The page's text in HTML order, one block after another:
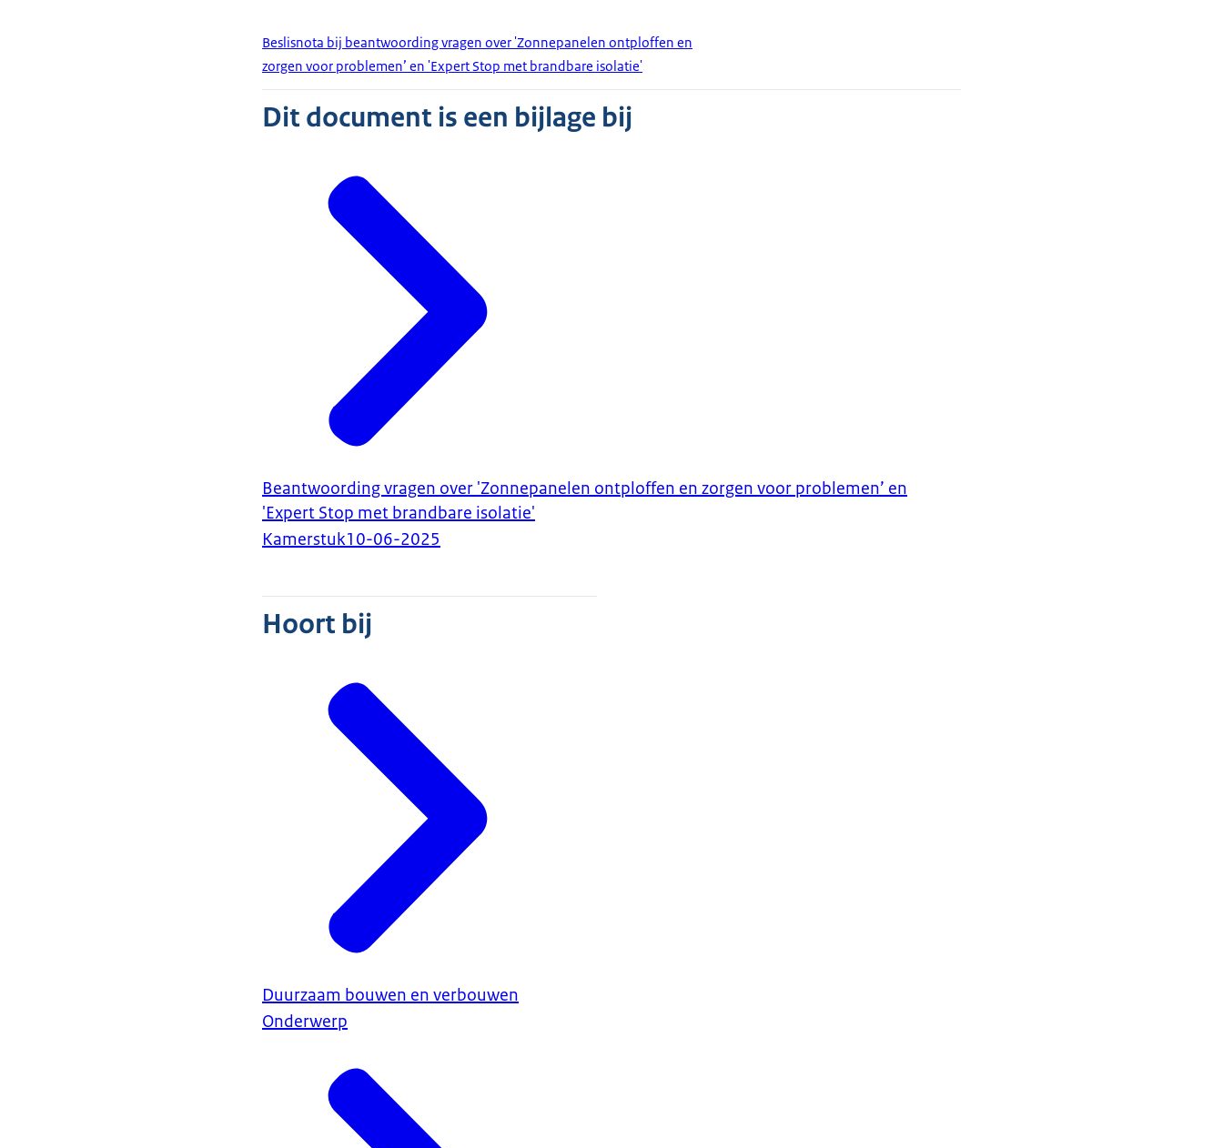
Beslisnota bij beantwoording vragen over 'Zonnepanelen ontploffen en
zorgen voor problemen’ en 'Expert Stop met brandbare isolatie'
Dit document is een bijlage bij
Beantwoording vragen over 'Zonnepanelen ontploffen en zorgen voor problemen’ en
'Expert Stop met brandbare isolatie'
Kamerstuk10-06-2025
Hoort bij
Duurzaam bouwen en verbouwen
Onderwerp